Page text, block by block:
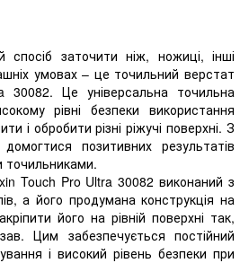
спосіб заточити ніж, ножиці, інші
умовах – це точильний верстат
30082. Це універсальна точильна
рівні безпеки використання
і обробити різні ріжучі поверхні. З
позитивних результатів
точильниками.
Touch Pro Ultra 30082 виконаний з
а його продумана конструкція на
його на рівній поверхні так,
Цим забезпечується постійний
і високий рівень безпеки при